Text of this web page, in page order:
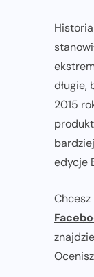
długie,
2015
edycje
Chcesz